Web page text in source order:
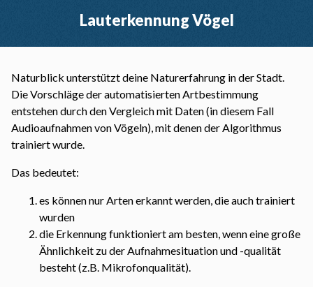
Lauterkennung Vögel
Naturblick unterstützt deine Naturerfahrung in der Stadt.
Die Vorschläge der automatisierten Artbestimmung
entstehen durch den Vergleich mit Daten (in diesem Fall
Audioaufnahmen von Vögeln), mit denen der Algorithmus
trainiert wurde.
Das bedeutet:
es können nur Arten erkannt werden, die auch trainiert
wurden
die Erkennung funktioniert am besten, wenn eine große
Ähnlichkeit zu der Aufnahmesituation und -qualität
besteht (z.B. Mikrofonqualität).